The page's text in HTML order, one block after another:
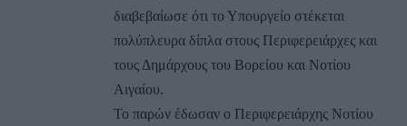
διαβεβαίωσε ότι το Υπουργείο στέκεται
πολύπλευρα δίπλα στους Περιφερειάρχες και
τους Δημάρχους του Βορείου και Νοτίου
Αιγαίου.
Το παρών έδωσαν ο Περιφερειάρχης Νοτίου